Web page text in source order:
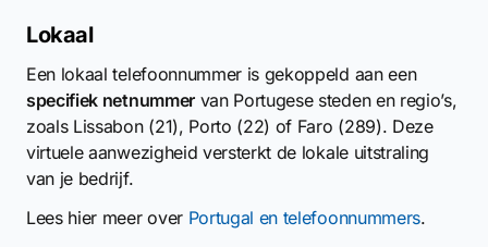
Lokaal
Een lokaal telefoonnummer is gekoppeld aan een
specifiek netnummervan Portugese steden en regio’s,
zoals Lissabon (21), Porto (22) of Faro (289). Deze
virtuele aanwezigheid versterkt de lokale uitstraling
van je bedrijf.
Lees hier meer over Portugal en telefoonnummers.